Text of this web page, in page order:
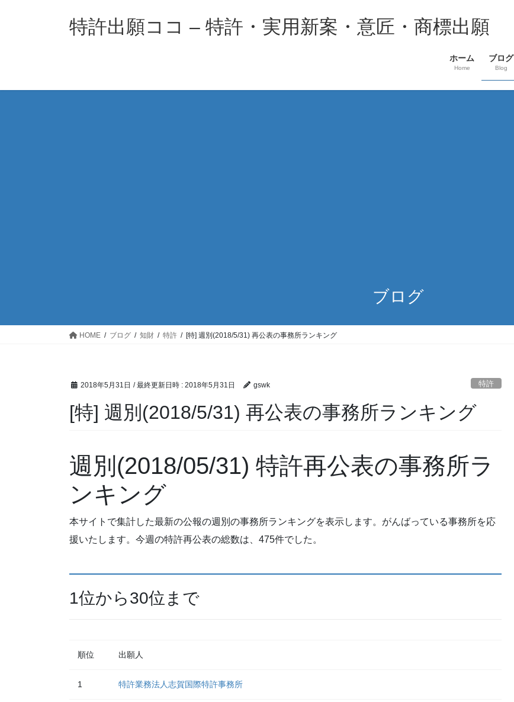
ス
ン
特許出願ココ – 特許・実用新案・意匠・商標出願
ホーム
Home
ブログ
Blog
ブログ
HOME ブログ 知財 特許 [特] 週別(2018/5/31) 再公表の事務所ランキング
2018年5月31日 / 最終更新日時 : 2018年5月31日 gswk 特許
[特] 週別(2018/5/31) 再公表の事務所ランキング
週別(2018/05/31) 特許再公表の事務所ラ
ンキング
本サイトで集計した最新の公報の週別の事務所ランキングを表示します。がんばっている事務所を応
援いたします。今週の特許再公表の総数は、475件でした。
1位から30位まで
順位 出願人
1 特許業務法人志賀国際特許事務所